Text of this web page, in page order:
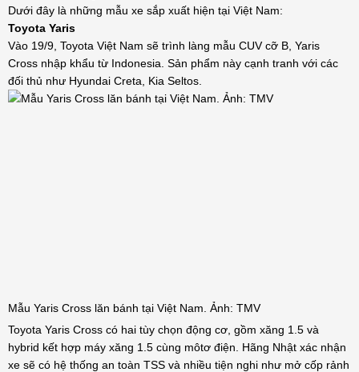
Dưới đây là những mẫu xe sắp xuất hiện tại Việt Nam:
Toyota Yaris
Vào 19/9, Toyota Việt Nam sẽ trình làng mẫu CUV cỡ B, Yaris
Cross nhập khẩu từ Indonesia. Sản phẩm này cạnh tranh với các
đối thủ như Hyundai Creta, Kia Seltos.
Mẫu Yaris Cross lăn bánh tại Việt Nam. Ảnh: TMV
Toyota Yaris Cross có hai tùy chọn động cơ, gồm xăng 1.5 và
hybrid kết hợp máy xăng 1.5 cùng môtơ điện. Hãng Nhật xác nhận
xe sẽ có hệ thống an toàn TSS và nhiều tiện nghi như mở cốp rảnh